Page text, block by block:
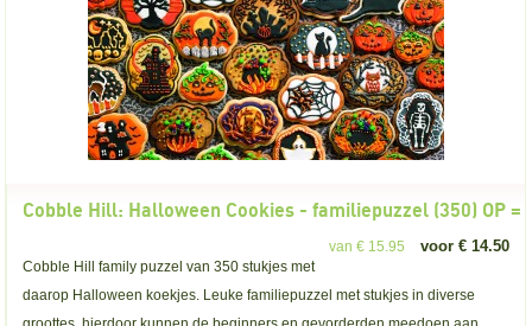
Cobble Hill: Halloween Cookies - familiepuzzel (350) OP =
voor € 14.50
van € 15.95
Cobble Hill family puzzel van 350 stukjes met
daarop Halloween koekjes. Leuke familiepuzzel met stukjes in diverse